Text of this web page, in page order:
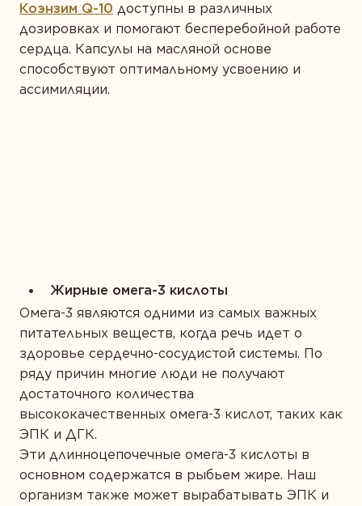
Коэнзим Q-10 доступны в различных
дозировках и помогают бесперебойной работе
сердца. Капсулы на масляной основе
способствуют оптимальному усвоению и
ассимиляции.
Жирные омега-3 кислоты
Омега-3 являются одними из самых важных
питательных веществ, когда речь идет о
здоровье сердечно-сосудистой системы. По
ряду причин многие люди не получают
достаточного количества
высококачественных омега-3 кислот, таких как
ЭПК и ДГК.
Эти длинноцепочечные омега-3 кислоты в
основном содержатся в рыбьем жире. Наш
организм также может вырабатывать ЭПК и